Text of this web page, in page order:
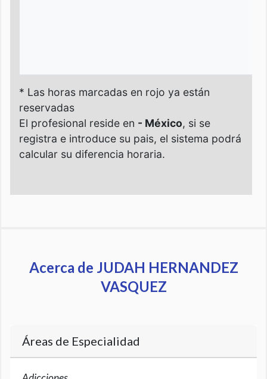
Acerca de JUDAH HERNANDEZ
VASQUEZ
Áreas de Especialidad